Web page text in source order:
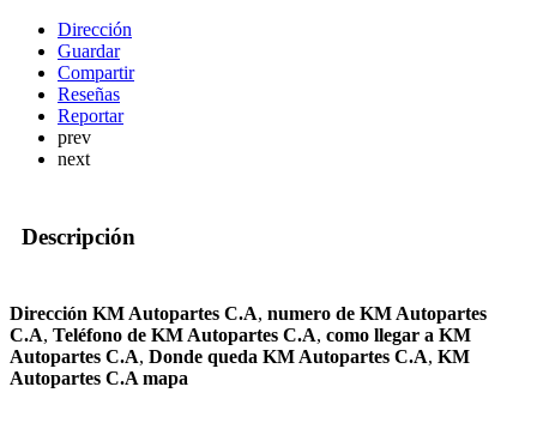
Dirección
Guardar
Compartir
Reseñas
Reportar
prev
next
Descripción
Dirección KM Autopartes C.A, numero de KM Autopartes
C.A, Teléfono de KM Autopartes C.A, como llegar a KM
Autopartes C.A, Donde queda KM Autopartes C.A, KM
Autopartes C.A mapa